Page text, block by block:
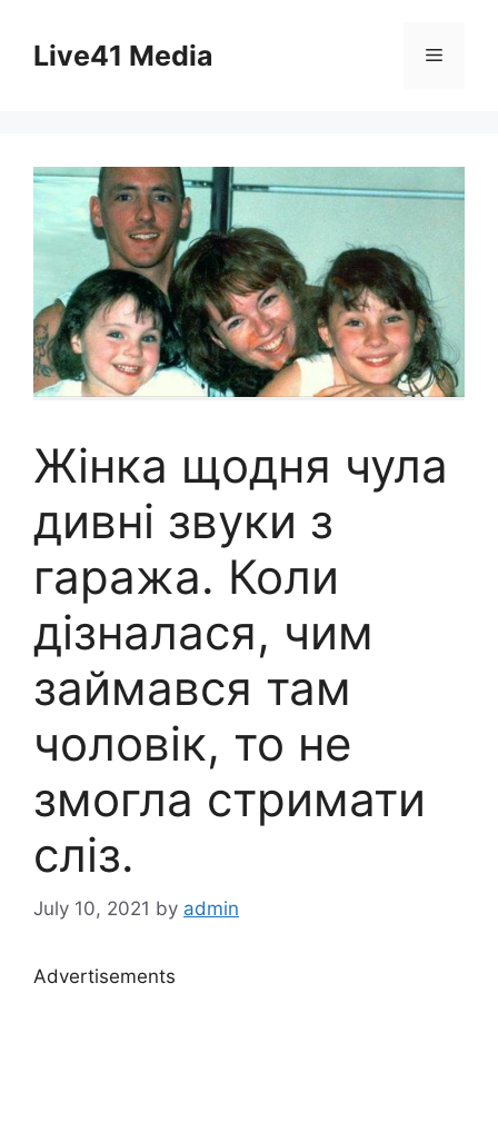
contentLive41 Media Menu
Жінка щодня чула
дивні звуки з
гаража. Коли
дізналася, чим
займався там
чоловік, то не
змогла стримати
сліз.
July 10, 2021 by admin
Advertisements